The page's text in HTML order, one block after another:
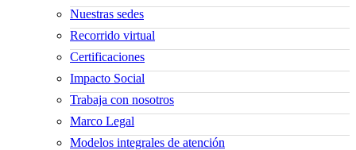
Nuestras sedes
Recorrido virtual
Certificaciones
Impacto Social
Trabaja con nosotros
Marco Legal
Modelos integrales de atención